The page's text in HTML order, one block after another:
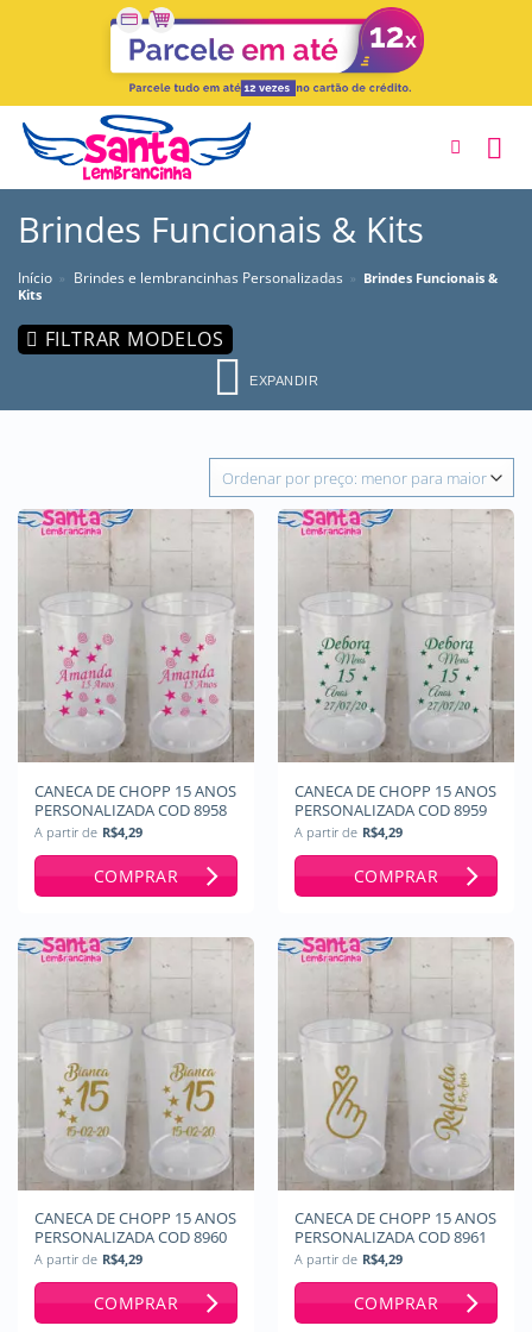
EXPANDIR
Brindes Funcionais & Kits
Início » Brindes e lembrancinhas Personalizadas » Brindes Funcionais &
Kits
FILTRAR MODELOS
CANECA DE CHOPP 15 ANOS
PERSONALIZADA COD 8958
A partir de R$4,29
COMPRAR
CANECA DE CHOPP 15 ANOS
PERSONALIZADA COD 8959
A partir de R$4,29
COMPRAR
CANECA DE CHOPP 15 ANOS
PERSONALIZADA COD 8960
A partir de R$4,29
COMPRAR
CANECA DE CHOPP 15 ANOS
PERSONALIZADA COD 8961
A partir de R$4,29
COMPRAR